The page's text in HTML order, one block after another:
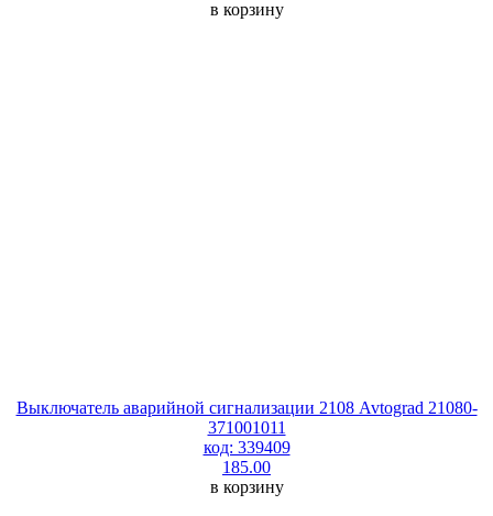
в корзину
Выключатель аварийной сигнализации 2108 Avtograd 21080-
371001011
код: 339409
185.00
в корзину